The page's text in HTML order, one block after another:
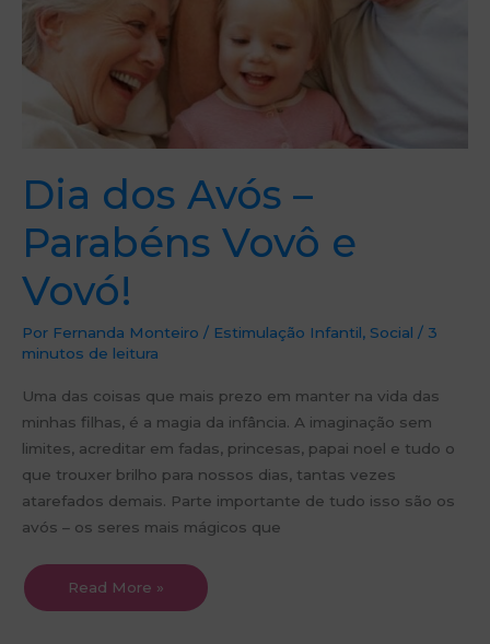
Dia dos Avós –
Parabéns Vovô e
Vovó!
Por Fernanda Monteiro / Estimulação Infantil, Social / 3
minutos de leitura
Uma das coisas que mais prezo em manter na vida das
minhas filhas, é a magia da infância. A imaginação sem
limites, acreditar em fadas, princesas, papai noel e tudo o
que trouxer brilho para nossos dias, tantas vezes
atarefados demais. Parte importante de tudo isso são os
avós – os seres mais mágicos que
Read More »